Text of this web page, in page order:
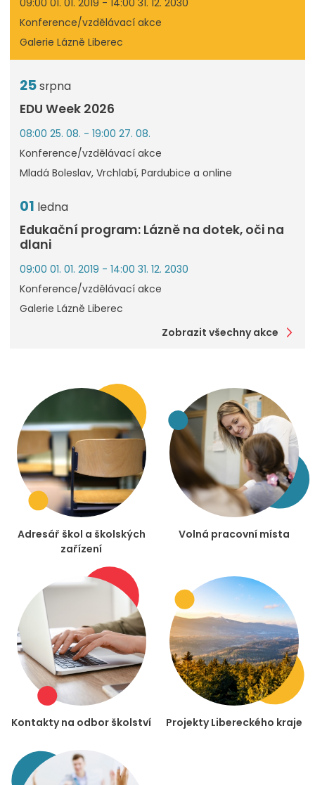
09:00 01. 01. 2019 - 14:00 31. 12. 2030
Konference/vzdělávací akce
Galerie Lázně Liberec
25srpna
EDU Week 2026
08:00 25. 08. - 19:00 27. 08.
Konference/vzdělávací akce
Mladá Boleslav, Vrchlabí, Pardubice a online
01 ledna
Edukační program: Lázně na dotek, oči na
dlani
09:00 01. 01. 2019 - 14:00 31. 12. 2030
Konference/vzdělávací akce
Galerie Lázně Liberec
Zobrazit všechny akce
Adresář škol a školských
zařízení
Volná pracovní místa
Kontakty na odbor školství Projekty Libereckého kraje